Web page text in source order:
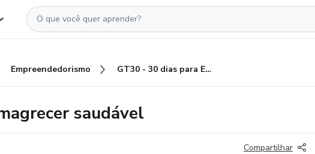
Empreendedorismo GT30 - 30 dias para Emagrecer saudável
saudável
Compartilhar